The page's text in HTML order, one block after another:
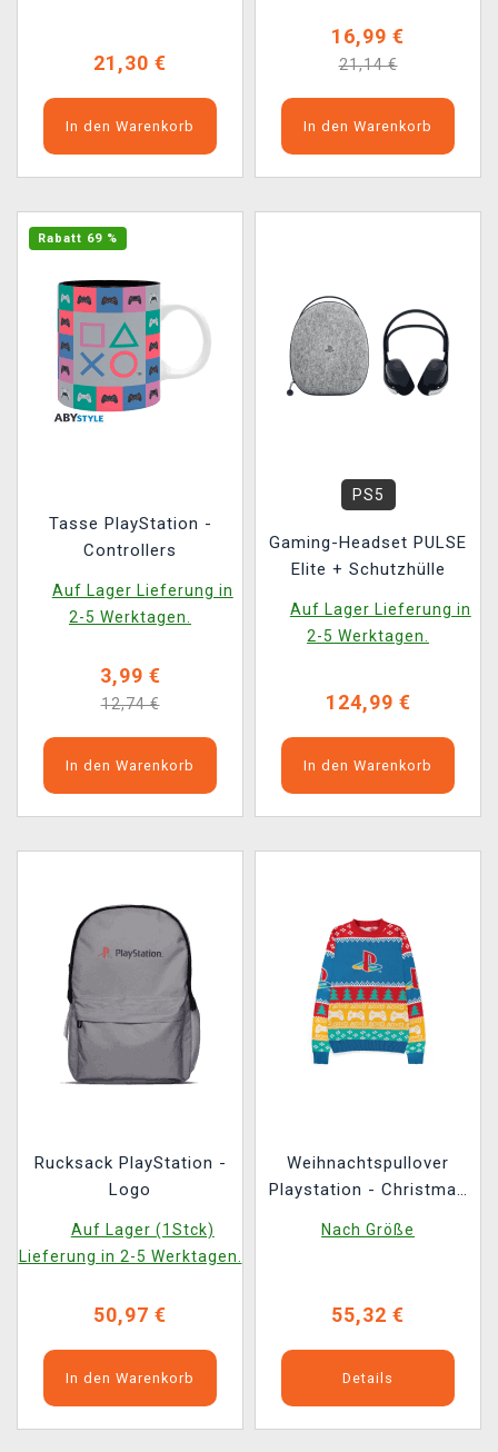
21,30 €
In den Warenkorb
16,99 €
21,14 €
In den Warenkorb
Rabatt 69 %
Tasse PlayStation -
Controllers
Auf Lager Lieferung in
2-5 Werktagen.
3,99 €
12,74 €
In den Warenkorb
PS5
Gaming-Headset PULSE
Elite + Schutzhülle
Auf Lager Lieferung in
2-5 Werktagen.
124,99 €
In den Warenkorb
Rucksack PlayStation -
Logo
Auf Lager (1Stck)
Lieferung in 2-5 Werktagen.
50,97 €
In den Warenkorb
Weihnachtspullover
Playstation - Christmas
Nach Größe
55,32 €
Details